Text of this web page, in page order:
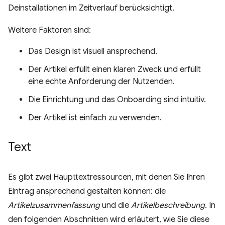
Deinstallationen im Zeitverlauf berücksichtigt.
Weitere Faktoren sind:
Das Design ist visuell ansprechend.
Der Artikel erfüllt einen klaren Zweck und erfüllt
eine echte Anforderung der Nutzenden.
Die Einrichtung und das Onboarding sind intuitiv.
Der Artikel ist einfach zu verwenden.
Text
Es gibt zwei Haupttextressourcen, mit denen Sie Ihren
Eintrag ansprechend gestalten können: die
Artikelzusammenfassungund die Artikelbeschreibung. In
den folgenden Abschnitten wird erläutert, wie Sie diese